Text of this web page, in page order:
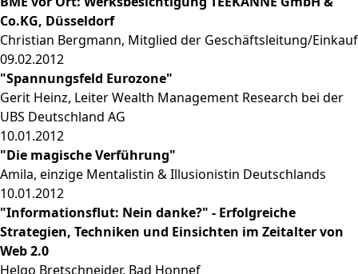
Co.KG, Düsseldorf
Christian Bergmann, Mitglied der Geschäftsleitung/Einkauf
09.02.2012
"Spannungsfeld Eurozone"
Gerit Heinz, Leiter Wealth Management Research bei der
UBS Deutschland AG
10.01.2012
"Die magische Verführung"
Amila, einzige Mentalistin & Illusionistin Deutschlands
10.01.2012
"Informationsflut: Nein danke?" - Erfolgreiche
Strategien, Techniken und Einsichten im Zeitalter von
Web 2.0
Helgo Bretschneider, Bad Honnef